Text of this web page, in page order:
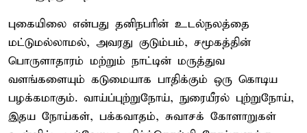
புகையிலை என்பது தனிநபரின் உடல்நலத்தை
மட்டுமல்லாமல், அவரது குடும்பம், சமூகத்தின்
பொருளாதாரம் மற்றும் நாட்டின் மருத்துவ
வளங்களையும் கடுமையாக பாதிக்கும் ஒரு கொடிய
பழக்கமாகும். வாய்ப்புற்றுநோய், நுரையீரல் புற்றுநோய்,
இதய நோய்கள், பக்கவாதம், சுவாசக் கோளாறுகள்